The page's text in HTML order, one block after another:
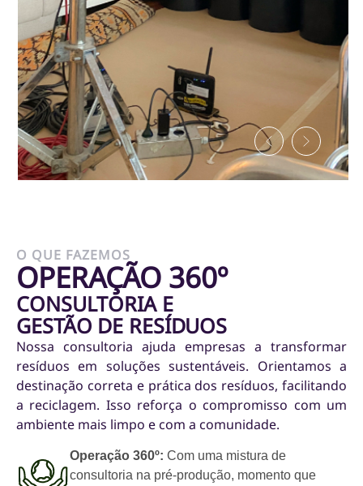
O QUE FAZEMOS
OPERAÇÃO 360º
CONSULTORIA E
GESTÃO DE RESÍDUOS
Nossa consultoria ajuda empresas a transformar
resíduos em soluções sustentáveis. Orientamos a
destinação correta e prática dos resíduos, facilitando
a reciclagem. Isso reforça o compromisso com um
ambiente mais limpo e com a comunidade.
Operação 360º: Com uma mistura de
consultoria na pré-produção, momento que